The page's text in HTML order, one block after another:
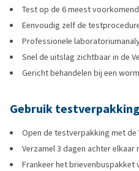
Test op de 6 meest
Eenvoudig zelf de
Professionele
Snel de uitslag zichtbaar in de
Gericht behandelen bij een
Gebruik testverpakking
Open de testverpakking met de
Verzamel 3 dagen achter
Frankeer het